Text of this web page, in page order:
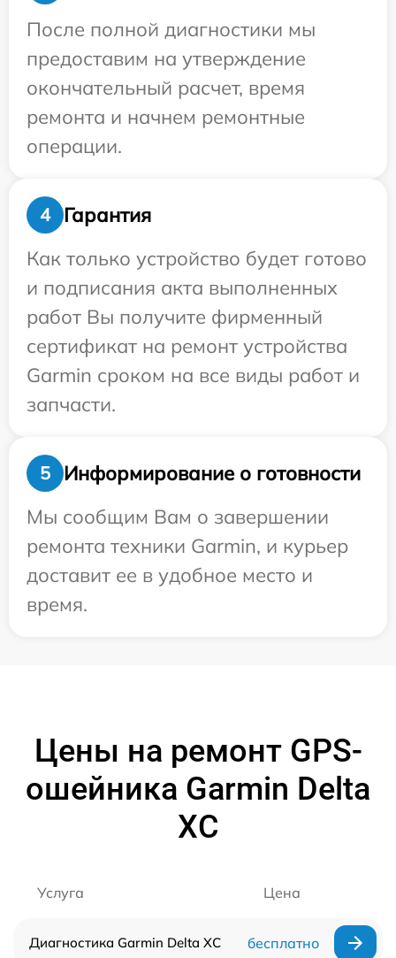
После полной диагностики мы
предоставим на утверждение
окончательный расчет, время
ремонта и начнем ремонтные
операции.
4
Гарантия
Как только устройство будет готово
и подписания акта выполненных
работ Вы получите фирменный
сертификат на ремонт устройства
Garmin сроком на все виды работ и
запчасти.
5
Информирование о готовности
Мы сообщим Вам о завершении
ремонта техники Garmin, и курьер
доставит ее в удобное место и
время.
Цены на ремонт GPS-
ошейника Garmin Delta
XC
Услуга Цена
Диагностика Garmin Delta XC бесплатно